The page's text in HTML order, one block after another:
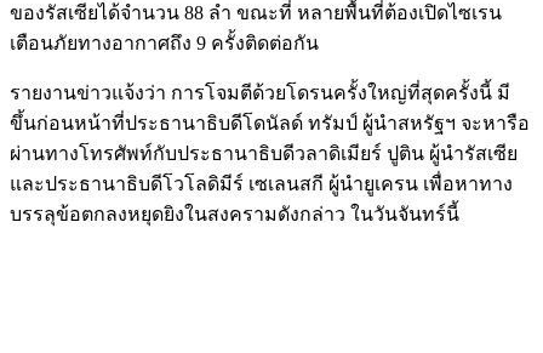
ของรัสเซียได้จำนวน 88 ลำ ขณะที่ หลายพื้นที่ต้องเปิดไซเรน
เตือนภัยทางอากาศถึง 9 ครั้งติดต่อกัน
รายงานข่าวแจ้งว่า การโจมตีด้วยโดรนครั้งใหญ่ที่สุดครั้งนี้ มี
ขึ้นก่อนหน้าที่ประธานาธิบดีโดนัลด์ ทรัมป์ ผู้นำสหรัฐฯ จะหารือ
ผ่านทางโทรศัพท์กับประธานาธิบดีวลาดิเมียร์ ปูติน ผู้นำรัสเซีย
และประธานาธิบดีโวโลดิมีร์ เซเลนสกี ผู้นำยูเครน เพื่อหาทาง
บรรลุข้อตกลงหยุดยิงในสงครามดังกล่าว ในวันจันทร์นี้